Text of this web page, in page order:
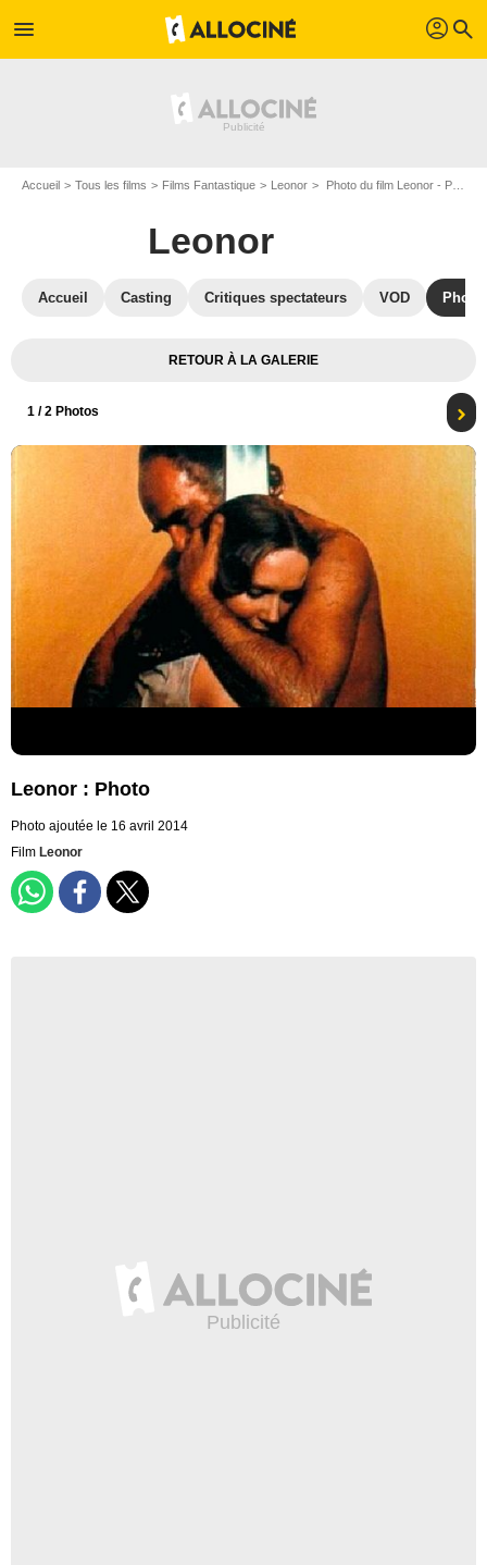
menu profil search
Accueil Tous les films Films Fantastique Leonor Photo du film Leonor - Photo 1
Leonor
Accueil Casting Critiques spectateurs VOD
RETOUR À LA GALERIE
1 / 2 Photos
Leonor : Photo
Photo ajoutée le 16 avril 2014
Film Leonor